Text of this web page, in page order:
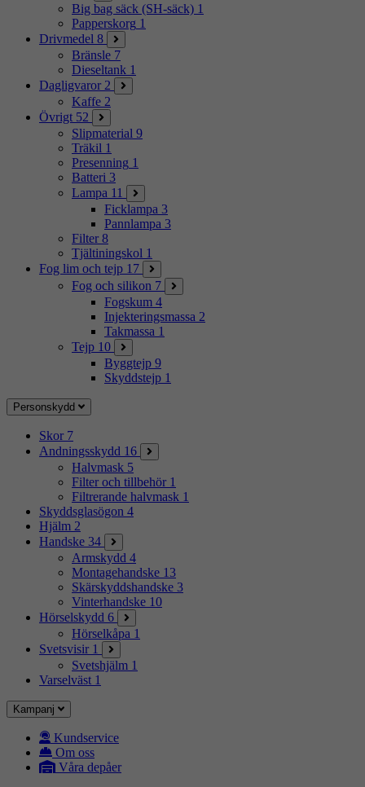
Big bag säck (SH-säck) 1
Papperskorg 1
Drivmedel 8
Bränsle 7
Dieseltank 1
Dagligvaror 2
Kaffe 2
Övrigt 52
Slipmaterial 9
Träkil 1
Presenning 1
Batteri 3
Lampa 11
Ficklampa 3
Pannlampa 3
Filter 8
Tjältiningskol 1
Fog lim och tejp 17
Fog och silikon 7
Fogskum 4
Injekteringsmassa 2
Takmassa 1
Tejp 10
Byggtejp 9
Skyddstejp 1
Personskydd
Skor 7
Andningsskydd 16
Halvmask 5
Filter och tillbehör 1
Filtrerande halvmask 1
Skyddsglasögon 4
Hjälm 2
Handske 34
Armskydd 4
Montagehandske 13
Skärskyddshandske 3
Vinterhandske 10
Hörselskydd 6
Hörselkåpa 1
Svetsvisir 1
Svetshjälm 1
Varselväst 1
Kampanj
Kundservice
Om oss
Våra depåer